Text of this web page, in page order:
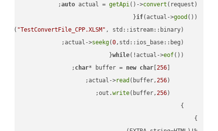
auto actual = getApi()->convert (request);
if(actual->good
( "TestConvertFile_CPP.XLSM" , std::istream::binary)
seekg(0
while(!actual->eof
char* buffer = new char[ 256
read (buffer,256
write(buffer,256